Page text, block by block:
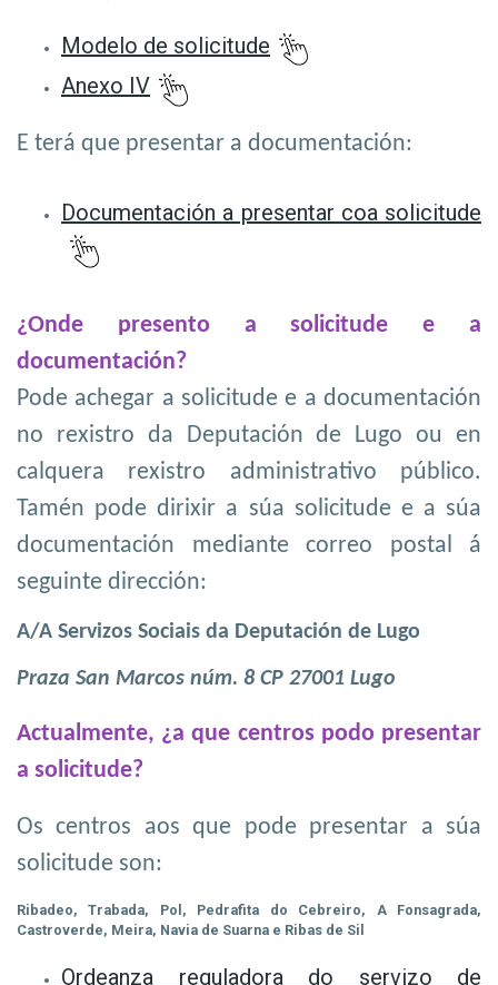
Modelo de solicitude
Anexo IV
E terá que presentar a documentación:
Documentación a presentar coa solicitude
¿Onde presento a solicitude e a
documentación?
Pode achegar a solicitude e a documentación
no rexistro da Deputación de Lugo ou en
calquera rexistro administrativo público.
Tamén pode dirixir a súa solicitude e a súa
documentación mediante correo postal á
seguinte dirección:
A/A Servizos Sociais da Deputación de Lugo
Praza San Marcos núm. 8 CP 27001 Lugo
Actualmente, ¿a que centros podo presentar
a solicitude?
Os centros aos que pode presentar a súa
solicitude son:
Ribadeo, Trabada, Pol, Pedrafita do Cebreiro, A Fonsagrada,
Castroverde, Meira, Navia de Suarna e Ribas de Sil
Ordeanza reguladora do servizo de